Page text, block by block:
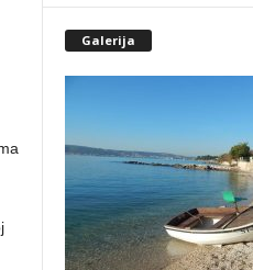
Galerija